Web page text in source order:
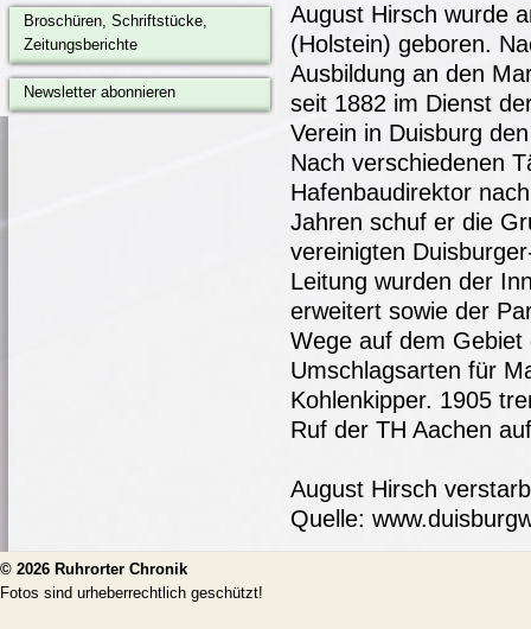
Broschüren, Schriftstücke,
Zeitungsberichte
Newsletter abonnieren
August Hirsch wurde
(Holstein) geboren.
Ausbildung an den
seit 1882 im Dienst
Verein in Duisburg
Nach verschiedenen
Hafenbaudirektor
Jahren schuf er die
vereinigten
Leitung wurden der
erweitert sowie der
Wege auf dem
Umschlagsarten für
Kohlenkipper. 1905
Ruf der TH Aachen
August Hirsch
Quelle:
© 2026 Ruhrorter Chronik
Fotos sind urheberrechtlich geschützt!